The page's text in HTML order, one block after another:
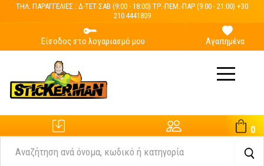
ΤΗΛ. ΠΑΡΑΓΓΕΛΙΕΣ : Δ-ΤΕΤ-ΣΑΒ (9:00 - 18:00) ΤΡ.-ΠΕΜ.-ΠΑΡ (9:00 - 21:00) +30
210 4441809
Είσοδος στο λογαριασμό μου Αγαπημένα
Εξέλιξη Παραγγελίας Ο Λογαριασμός μου
0